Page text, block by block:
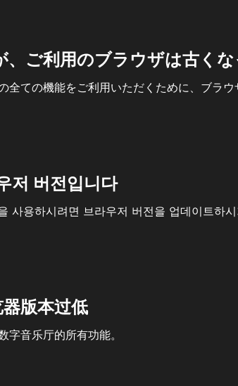
、ご利用のブラウザは古く
全ての機能をご利用いただくために、ブラウ
저 버전입니다
사용하시려면 브라우저 버전을 업데이트하
版本过低
字音乐厅的所有功能。